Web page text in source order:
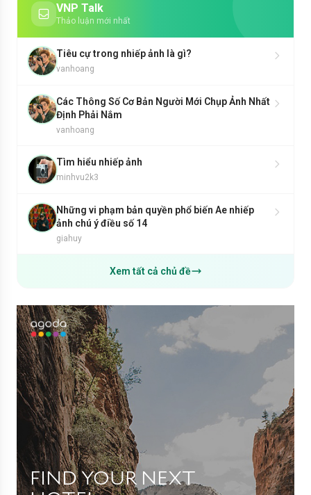
VNP Talk
Thảo luận mới nhất
Tiêu cự trong nhiếp ảnh là gì?
vanhoang
Các Thông Số Cơ Bản Người Mới Chụp Ảnh Nhất
Định Phải Nắm
vanhoang
Tìm hiểu nhiếp ảnh
minhvu2k3
Những vi phạm bản quyền phổ biến Ae nhiếp
ảnh chú ý điều số 14
giahuy
Xem tất cả chủ đề